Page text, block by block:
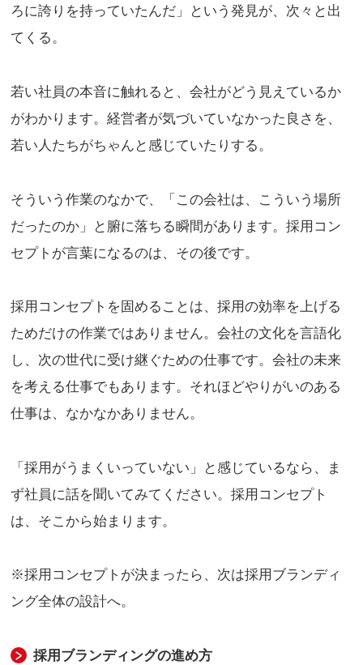
ろに誇りを持っていたんだ」という発見が、次々と出
てくる。
若い社員の本音に触れると、会社がどう見えているか
がわかります。経営者が気づいていなかった良さを、
若い人たちがちゃんと感じていたりする。
そういう作業のなかで、「この会社は、こういう場所
だったのか」と腑に落ちる瞬間があります。採用コン
セプトが言葉になるのは、その後です。
採用コンセプトを固めることは、採用の効率を上げる
ためだけの作業ではありません。会社の文化を言語化
し、次の世代に受け継ぐための仕事です。会社の未来
を考える仕事でもあります。それほどやりがいのある
仕事は、なかなかありません。
「採用がうまくいっていない」と感じているなら、ま
ず社員に話を聞いてみてください。採用コンセプト
は、そこから始まります。
※採用コンセプトが決まったら、次は採用ブランディ
ング全体の設計へ。
採用ブランディングの進め方